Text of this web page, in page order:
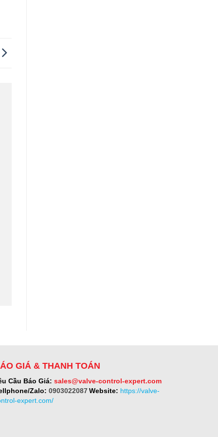
GIÁ & THANH TOÁN
Cầu Báo Giá: sales@valve-control-expert.com
Zalo: 0903022087 Website: https://valve-
expert.com/